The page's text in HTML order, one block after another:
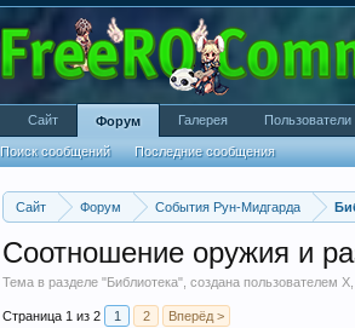
Сайт Форум События Рун-Мидгарда
Соотношение оружия и
Тема в разделе "Библиотека", создана пользователем X
Страница 1 из 2 1 2 Вперёд >
Сайт Форум
Поиск сообщений Последние сообщения
Галерея Пользователи